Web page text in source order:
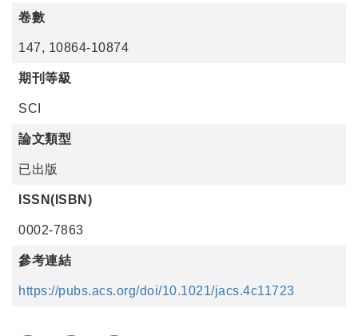
卷數
147, 10864-10874
期刊等級
SCI
論文類型
已出版
ISSN(ISBN)
0002-7863
參考連結
https://pubs.acs.org/doi/10.1021/jacs.4c11723